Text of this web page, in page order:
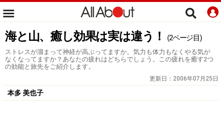
海と山、癒し効果は実は違う！ (2ページ目)
ストレスが溜まって神経が高ぶってますか。気力も体力もなくやる気が
なくなってますか？あなたの疲れはどちらでしょう。この疲れを癒す2つ
の効能と旅先をご紹介します。
更新日： 2006年07月25日
本多 美也子